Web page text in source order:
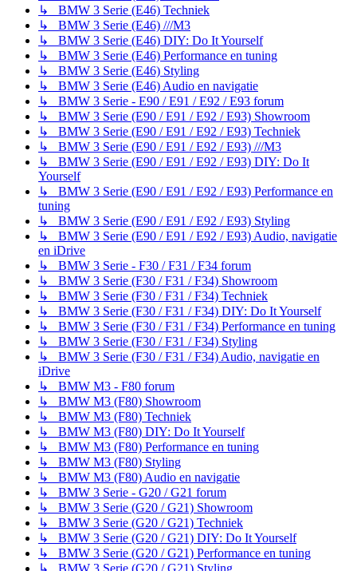
↳ BMW 3 Serie (E46) Techniek
↳ BMW 3 Serie (E46) ///M3
↳ BMW 3 Serie (E46) DIY: Do It Yourself
↳ BMW 3 Serie (E46) Performance en tuning
↳ BMW 3 Serie (E46) Styling
↳ BMW 3 Serie (E46) Audio en navigatie
↳ BMW 3 Serie - E90 / E91 / E92 / E93 forum
↳ BMW 3 Serie (E90 / E91 / E92 / E93) Showroom
↳ BMW 3 Serie (E90 / E91 / E92 / E93) Techniek
↳ BMW 3 Serie (E90 / E91 / E92 / E93) ///M3
↳ BMW 3 Serie (E90 / E91 / E92 / E93) DIY: Do It
Yourself
↳ BMW 3 Serie (E90 / E91 / E92 / E93) Performance en
tuning
↳ BMW 3 Serie (E90 / E91 / E92 / E93) Styling
↳ BMW 3 Serie (E90 / E91 / E92 / E93) Audio, navigatie
en iDrive
↳ BMW 3 Serie - F30 / F31 / F34 forum
↳ BMW 3 Serie (F30 / F31 / F34) Showroom
↳ BMW 3 Serie (F30 / F31 / F34) Techniek
↳ BMW 3 Serie (F30 / F31 / F34) DIY: Do It Yourself
↳ BMW 3 Serie (F30 / F31 / F34) Performance en tuning
↳ BMW 3 Serie (F30 / F31 / F34) Styling
↳ BMW 3 Serie (F30 / F31 / F34) Audio, navigatie en
iDrive
↳ BMW M3 - F80 forum
↳ BMW M3 (F80) Showroom
↳ BMW M3 (F80) Techniek
↳ BMW M3 (F80) DIY: Do It Yourself
↳ BMW M3 (F80) Performance en tuning
↳ BMW M3 (F80) Styling
↳ BMW M3 (F80) Audio en navigatie
↳ BMW 3 Serie - G20 / G21 forum
↳ BMW 3 Serie (G20 / G21) Showroom
↳ BMW 3 Serie (G20 / G21) Techniek
↳ BMW 3 Serie (G20 / G21) DIY: Do It Yourself
↳ BMW 3 Serie (G20 / G21) Performance en tuning
↳ BMW 3 Serie (G20 / G21) Styling